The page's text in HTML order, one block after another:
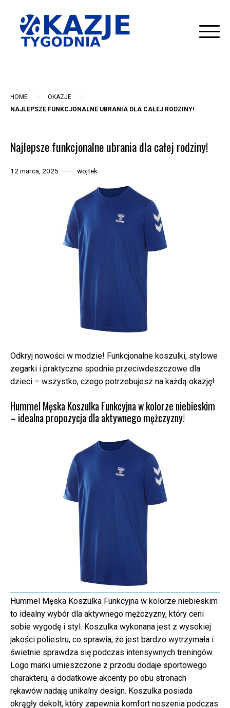
content
HOME > OKAZJE >
NAJLEPSZE FUNKCJONALNE UBRANIA DLA CAŁEJ RODZINY!
Najlepsze funkcjonalne ubrania dla całej rodziny!
12 marca, 2025 wojtek
Odkryj nowości w modzie! Funkcjonalne koszulki, stylowe
zegarki i praktyczne spodnie przeciwdeszczowe dla
dzieci – wszystko, czego potrzebujesz na każdą okazję!
Hummel Męska Koszulka Funkcyjna w kolorze niebieskim
– idealna propozycja dla aktywnego mężczyzny!
Hummel Męska Koszulka Funkcyjna w kolorze niebieskim
to idealny wybór dla aktywnego mężczyzny, który ceni
sobie wygodę i styl. Koszulka wykonana jest z wysokiej
jakości poliestru, co sprawia, że jest bardzo wytrzymała i
świetnie sprawdza się podczas intensywnych treningów.
Logo marki umieszczone z przodu dodaje sportowego
charakteru, a dodatkowe akcenty po obu stronach
rękawów nadają unikalny design. Koszulka posiada
okrągły dekolt, który zapewnia komfort noszenia podczas